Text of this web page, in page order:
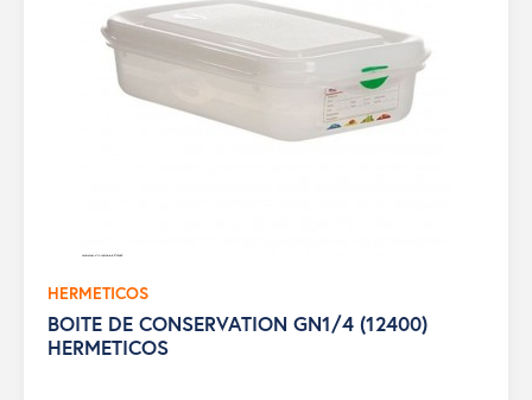
HERMETICOS
BOITE DE CONSERVATION GN1/4 (12400)
HERMETICOS